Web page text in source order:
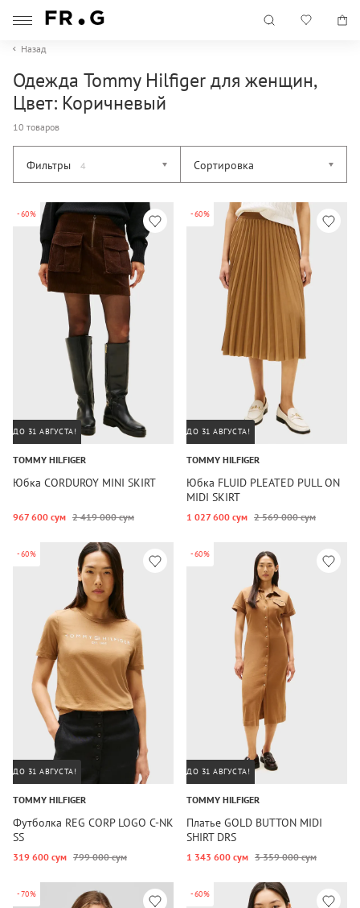
Назад
Одежда Tommy Hilfiger для женщин,
Цвет: Коричневый
10 товаров
Фильтры 4 Сортировка
-60%
ДО 31 АВГУСТА!
TOMMY HILFIGER
Юбка CORDUROY MINI SKIRT
967 600 сум 2 419 000 сум
-60%
ДО 31 АВГУСТА!
TOMMY HILFIGER
Юбка FLUID PLEATED PULL ON
MIDI SKIRT
1 027 600 сум 2 569 000 сум
-60%
ДО 31 АВГУСТА!
TOMMY HILFIGER
Футболка REG CORP LOGO C-NK
SS
319 600 сум 799 000 сум
-60%
ДО 31 АВГУСТА!
TOMMY HILFIGER
Платье GOLD BUTTON MIDI
SHIRT DRS
1 343 600 сум 3 359 000 сум
-70% -60%